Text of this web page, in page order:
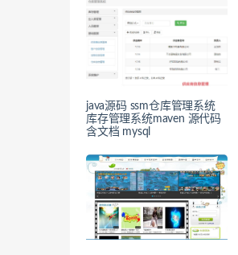
java源码 ssm仓库管理系统
库存管理系统maven 源代码
含文档 mysql